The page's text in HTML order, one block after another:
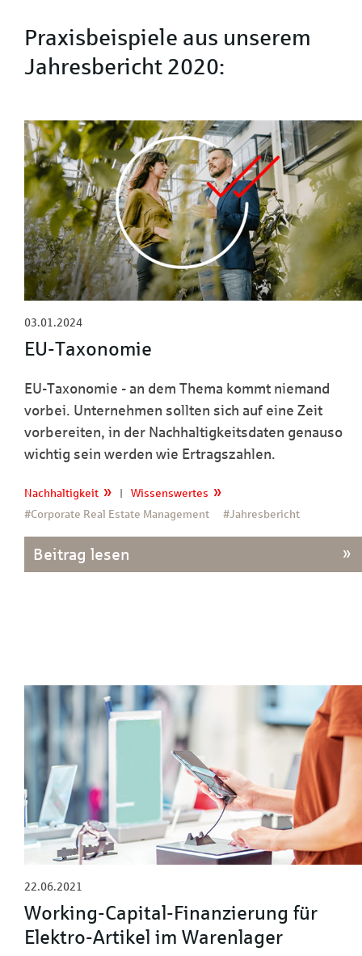
Praxisbeispiele aus unserem
Jahresbericht 2020:
03.01.2024
EU-Taxonomie
EU-Taxonomie - an dem Thema kommt niemand
vorbei. Unternehmen sollten sich auf eine Zeit
vorbereiten, in der Nachhaltigkeitsdaten genauso
wichtig sein werden wie Ertragszahlen.
Nachhaltigkeit |
Wissenswertes
#Corporate Real Estate Management
#Jahresbericht
Beitrag lesen
22.06.2021
Working-Capital-Finanzierung für
Elektro-Artikel im Warenlager